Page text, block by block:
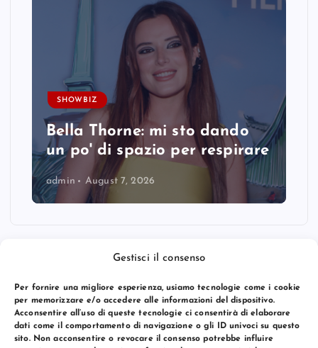
Gestisci il consenso
Per fornire una migliore esperienza, usiamo tecnologie come i cookie
per memorizzare e/o accedere alle informazioni del dispositivo.
Acconsentire all’uso di queste tecnologie ci consentirà di elaborare
dati come il comportamento di navigazione o gli ID univoci su questo
sito. Non acconsentire o revocare il consenso potrebbe influire
SHOWBIZ
Bella Thorne: mi sto dando
un po' di spazio per respirare
admin August 7, 2026